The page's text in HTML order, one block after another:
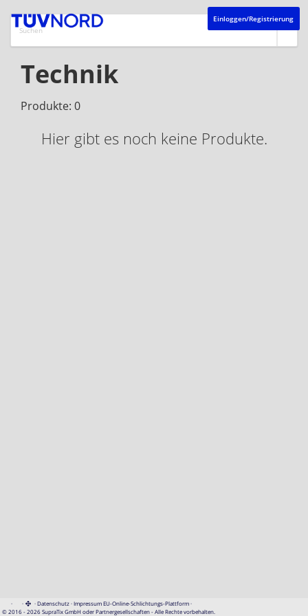
Einloggen/Registrierung
Technik
Produkte: 0
Hier gibt es noch keine Produkte.
· · ·Datenschutz·Impressum EU-Online-Schlichtungs-Plattform·
© 2016 - 2026 SupraTix GmbH oder Partnergesellschaften - Alle Rechte vorbehalten.